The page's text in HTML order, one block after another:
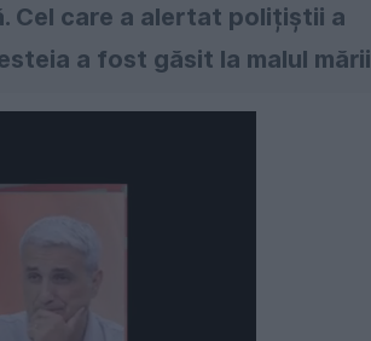
Cel care a alertat polițiștii a
a fost găsit la malul mării